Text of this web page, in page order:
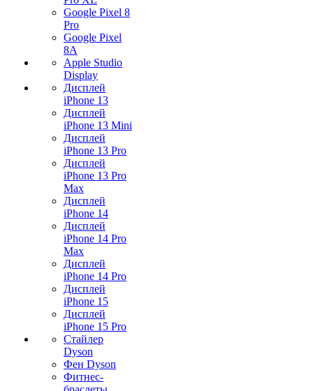
Google Pixel 8
Pro
Google Pixel
8A
Apple Studio
Display
Дисплей
iPhone 13
Дисплей
iPhone 13 Mini
Дисплей
iPhone 13 Pro
Дисплей
iPhone 13 Pro
Max
Дисплей
iPhone 14
Дисплей
iPhone 14 Pro
Max
Дисплей
iPhone 14 Pro
Дисплей
iPhone 15
Дисплей
iPhone 15 Pro
Стайлер
Dyson
Фен Dyson
Фитнес-